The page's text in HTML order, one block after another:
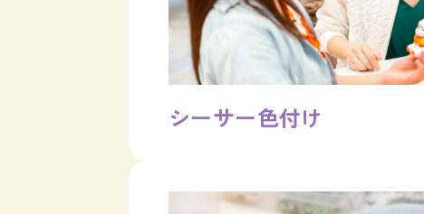
シーサー色付け